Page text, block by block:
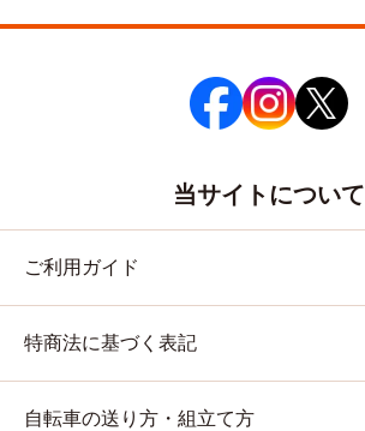
当サイトについて
ご利用ガイド
特商法に基づく表記
自転車の送り方・組立て方